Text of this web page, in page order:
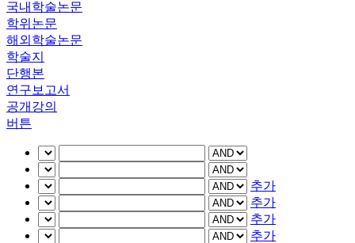
국내학술논문
학위논문
해외학술논문
학술지
단행본
연구보고서
공개강의
버튼
추가
추가
추가
추가